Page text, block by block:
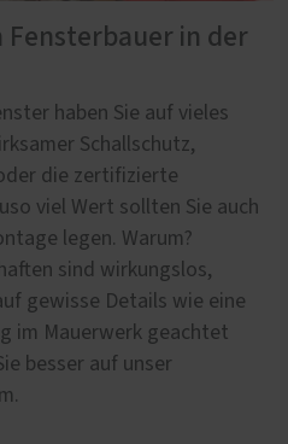
Fensterbauer in der
haben Sie auf vieles
Schallschutz,
die zertifizierte
viel Wert sollten Sie auch
legen. Warum?
sind wirkungslos,
gewisse Details wie eine
im Mauerwerk geachtet
besser auf unser